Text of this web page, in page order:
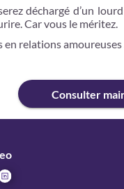
déchargé d’un
Car vous le méritez.
en relations
Consulter